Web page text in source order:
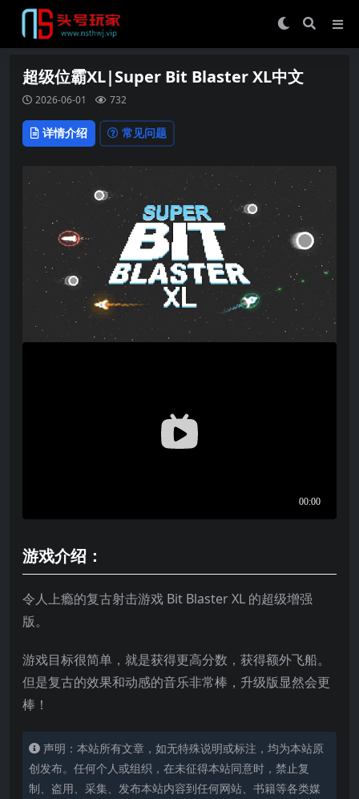
超级位霸XL|Super Bit Blaster XL中文
2026-06-01 732
详情介绍 常见问题
游戏介绍：
令人上瘾的复古射击游戏 Bit Blaster XL 的超级增强
版。
游戏目标很简单，就是获得更高分数，获得额外飞船。
但是复古的效果和动感的音乐非常棒，升级版显然会更
棒！
声明：本站所有文章，如无特殊说明或标注，均为本站原
创发布。任何个人或组织，在未征得本站同意时，禁止复
制、盗用、采集、发布本站内容到任何网站、书籍等各类媒